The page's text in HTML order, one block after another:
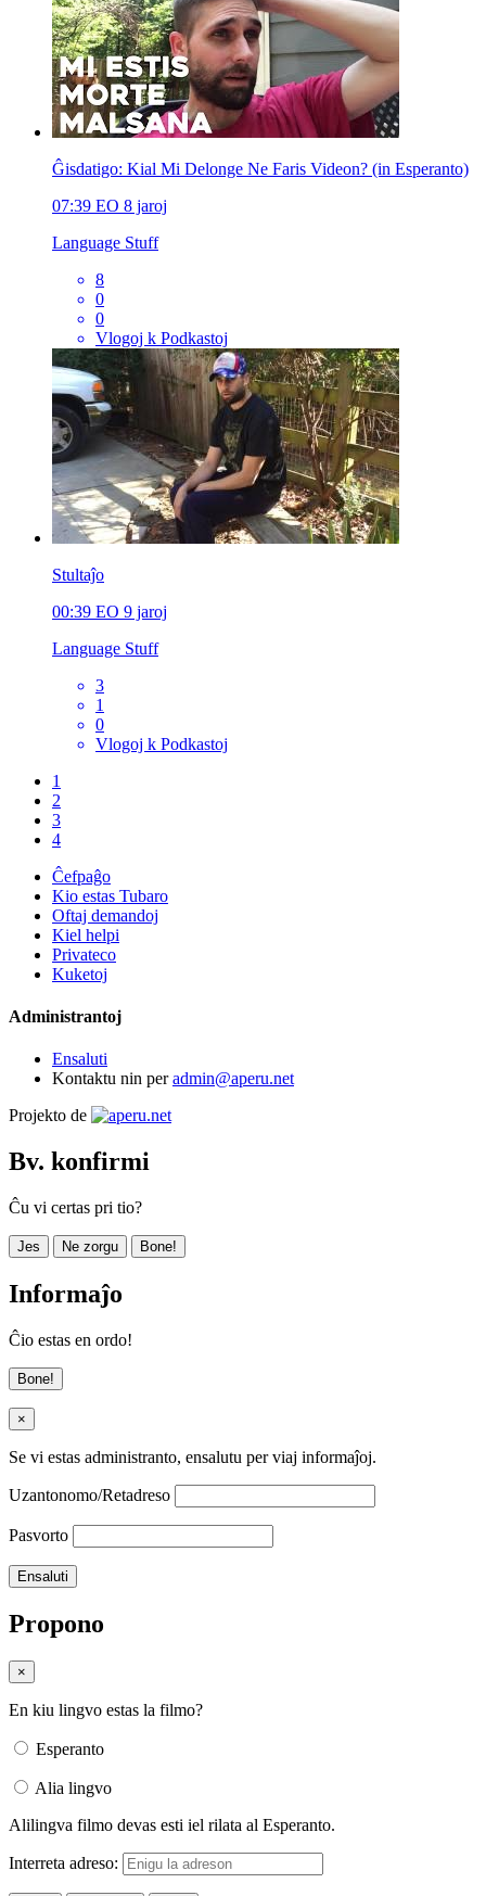
Ĝisdatigo: Kial Mi Delonge Ne Faris Videon? (in Esperanto)
07:39 EO 8 jaroj
Language Stuff
8
0
0
Vlogoj k Podkastoj
Stultaĵo
00:39 EO 9 jaroj
Language Stuff
3
1
0
Vlogoj k Podkastoj
1
2
3
4
Ĉefpaĝo
Kio estas Tubaro
Oftaj demandoj
Kiel helpi
Privateco
Kuketoj
Administrantoj
Ensaluti
Kontaktu nin peradmin@aperu.net
Projekto de
Bv. konfirmi
Ĉu vi certas pri tio?
Jes Ne zorgu Bone!
Informaĵo
Ĉio estas en ordo!
Bone!
×
Se vi estas administranto, ensalutu per viaj informaĵoj.
Uzantonomo/Retadreso
Pasvorto
Propono
×
En kiu lingvo estas la filmo?
Esperanto
Alia lingvo
Alilingva filmo devas esti iel rilata al Esperanto.
Interreta adreso: